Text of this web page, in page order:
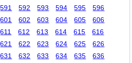
591 592 593 594 595
596
601 602 603 604 605
606
611 612 613 614 615
616
621 622 623 624 625
626
631 632 633 634 635
636